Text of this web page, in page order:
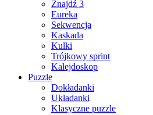
Znajdź 3
Eureka
Sekwencja
Kaskada
Kulki
Trójkowy sprint
Kalejdoskop
Puzzle
Dokładanki
Układanki
Klasyczne puzzle